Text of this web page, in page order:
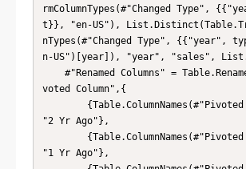
rmColumnTypes(#"Changed Type",
t}}, "en-US"),
nTypes(#"Changed Type", {{"year",
n-US")[year]), "year", "sales",
voted Column",{
"2 Yr Ago"},
"1 Yr Ago"},